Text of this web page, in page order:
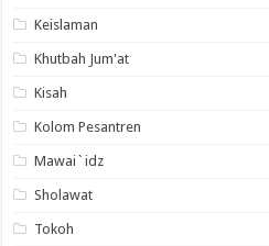
Keislaman
Khutbah Jum'at
Kisah
Kolom Pesantren
Mawai`idz
Sholawat
Tokoh